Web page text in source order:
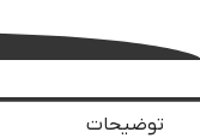
توضیحات